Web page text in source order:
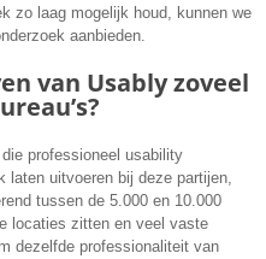
zo laag mogelijk houd, kunnen we
aanbieden.
van Usably zoveel
professioneel usability
laten uitvoeren bij deze partijen,
tussen de 5.000 en 10.000
locaties zitten en veel vaste
dezelfde professionaliteit van